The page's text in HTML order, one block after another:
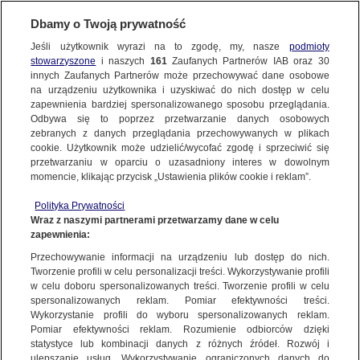
TVN24 | WYBORY PREZYDENCKIE 2020
Duda o rządach PO-PSL: byli gorszym wirusem niż koronawirus
NAJNOWSZE
FAKTY
TVN24 GO
POLSKA
ŚWIAT
miasta:
WARSZAWA
Dzień dobry!
Jedno konto do wszystkich usług
Dbamy o Twoją prywatność
Jeśli użytkownik wyrazi na to zgodę, my, nasze podmioty
stowarzyszone i naszych 161Zaufanych Partnerów IAB oraz 30
innych Zaufanych Partnerów może przechowywać dane osobowe
na urządzeniu użytkownika i uzyskiwać do nich dostęp w celu
zapewnienia bardziej spersonalizowanego sposobu przeglądania.
Odbywa się to poprzez przetwarzanie danych osobowych
zebranych z danych przeglądania przechowywanych w plikach
cookie. Użytkownik może udzielić/wycofać zgodę i sprzeciwić się
przetwarzaniu w oparciu o uzasadniony interes w dowolnym
momencie, klikając przycisk „Ustawienia plików cookie i reklam”.
Polityka Prywatności
Wraz z naszymi partnerami przetwarzamy dane w celu
zapewnienia:
Przechowywanie informacji na urządzeniu lub dostęp do nich.
Tworzenie profili w celu personalizacji treści. Wykorzystywanie profili
w celu doboru spersonalizowanych treści. Tworzenie profili w celu
spersonalizowanych reklam. Pomiar efektywności treści.
Wykorzystanie profili do wyboru spersonalizowanych reklam.
Pomiar efektywności reklam. Rozumienie odbiorców dzięki
statystyce lub kombinacji danych z różnych źródeł. Rozwój i